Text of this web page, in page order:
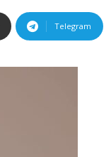
Telegram